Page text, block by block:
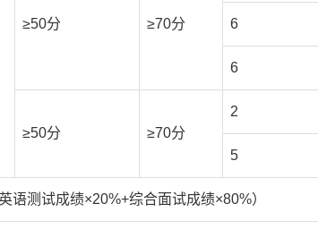
≥50分 ≥70分 6
6
≥50分
≥70分
2
5
语测试成绩×20%+综合面试成绩×80%）